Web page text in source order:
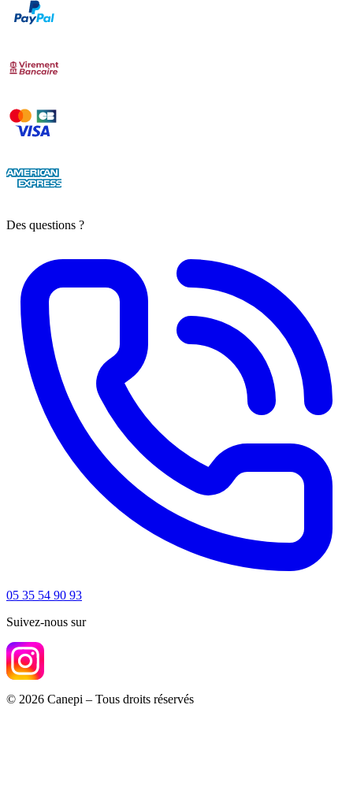
Des questions ?
05 35 54 90 93
Suivez-nous sur
© 2026 Canepi – Tous droits réservés